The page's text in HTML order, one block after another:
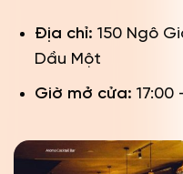
Địa chỉ: 150 Ngô
Dầu Một
Giờ mở cửa: 17:00